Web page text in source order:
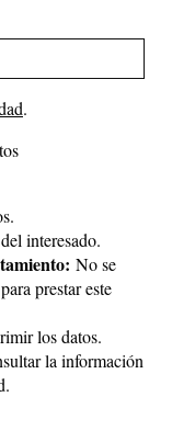
.
interesado.
No se
prestar este
los datos.
la información
.